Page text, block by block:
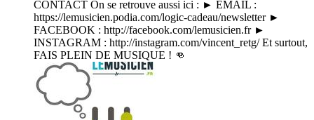
CONTACT On se retrouve aussi ici : ► EMAIL :
https://lemusicien.podia.com/logic-cadeau/newsletter ►
FACEBOOK : http://facebook.com/lemusicien.fr ►
INSTAGRAM : http://instagram.com/vincent_retg/ Et surtout,
FAIS PLEIN DE MUSIQUE ! 👊